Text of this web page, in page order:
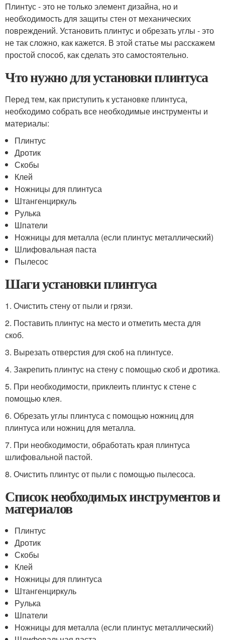
Плинтус - это не только элемент дизайна, но и
необходимость для защиты стен от механических
повреждений. Установить плинтус и обрезать углы - это
не так сложно, как кажется. В этой статье мы расскажем
простой способ, как сделать это самостоятельно.
Что нужно для установки плинтуса
Перед тем, как приступить к установке плинтуса,
необходимо собрать все необходимые инструменты и
материалы:
Плинтус
Дротик
Скобы
Клей
Ножницы для плинтуса
Штангенциркуль
Рулька
Шпатели
Ножницы для металла (если плинтус металлический)
Шлифовальная паста
Пылесос
Шаги установки плинтуса
1. Очистить стену от пыли и грязи.
2. Поставить плинтус на место и отметить места для
скоб.
3. Вырезать отверстия для скоб на плинтусе.
4. Закрепить плинтус на стену с помощью скоб и дротика.
5. При необходимости, приклеить плинтус к стене с
помощью клея.
6. Обрезать углы плинтуса с помощью ножниц для
плинтуса или ножниц для металла.
7. При необходимости, обработать края плинтуса
шлифовальной пастой.
8. Очистить плинтус от пыли с помощью пылесоса.
Список необходимых инструментов и
материалов
Плинтус
Дротик
Скобы
Клей
Ножницы для плинтуса
Штангенциркуль
Рулька
Шпатели
Ножницы для металла (если плинтус металлический)